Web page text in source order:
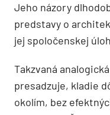
Jeho názory
predstavy o
jej spoločenskej
Takzvaná
presadzuje, kladie
okolím, bez